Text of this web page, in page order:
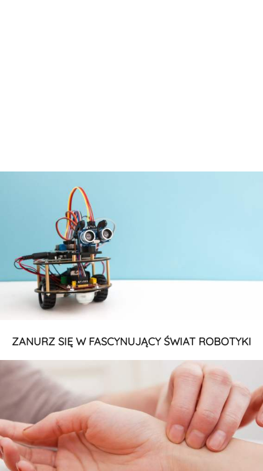
ZANURZ SIĘ W FASCYNUJĄCY ŚWIAT ROBOTYKI